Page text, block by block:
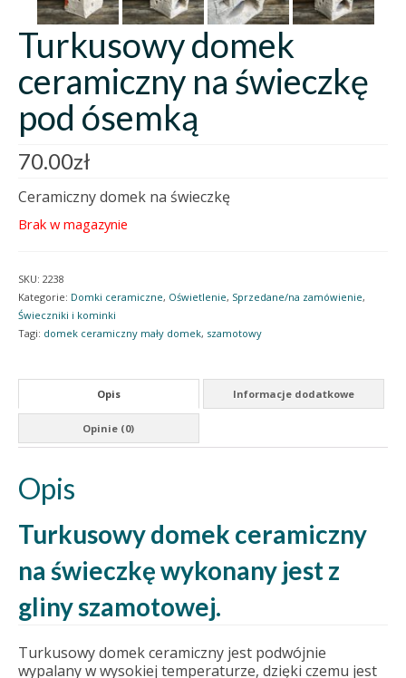
Turkusowy domek
ceramiczny na świeczkę
pod ósemką
70.00zł
Ceramiczny domek na świeczkę
Brak w magazynie
SKU: 2238
Kategorie: Domki ceramiczne, Oświetlenie, Sprzedane/na zamówienie,
Świeczniki i kominki
Tagi: domek ceramiczny mały domek, szamotowy
Opis Informacje dodatkowe
Opinie (0)
Opis
Turkusowy domek ceramiczny
na świeczkę wykonany jest z
gliny szamotowej.
Turkusowy domek ceramiczny jest podwójnie
wypalany w wysokiej temperaturze, dzięki czemu jest